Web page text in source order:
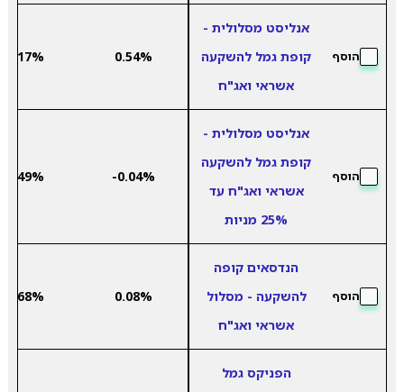
הוסף
אנליסט מסלולית -
קופת גמל להשקעה
אשראי ואג"ח
0.54%
3.17%
הוסף
אנליסט מסלולית -
קופת גמל להשקעה
אשראי ואג"ח עד
25% מניות
-0.04%
4.49%
הוסף
הנדסאים קופה
להשקעה - מסלול
אשראי ואג"ח
0.08%
3.68%
הפניקס גמל